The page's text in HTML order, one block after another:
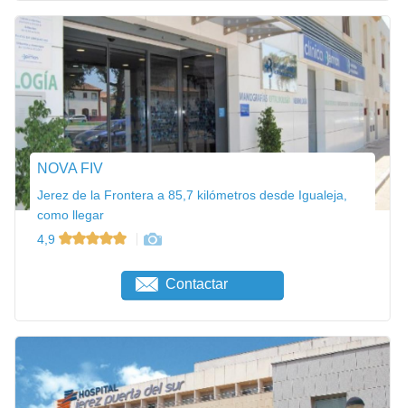
NOVA FIV
Jerez de la Frontera a 85,7 kilómetros desde Igualeja,
como llegar
4,9
Contactar